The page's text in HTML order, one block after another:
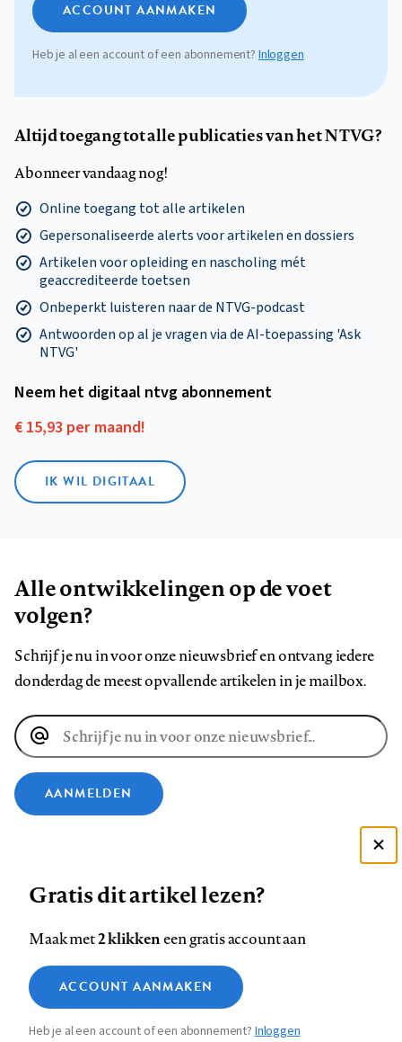
ACCOUNT AANMAKEN
Heb je al een account of een abonnement?Inloggen
Altijd toegang tot alle publicaties van het NTVG?
Abonneer vandaag nog!
Online toegang tot alle artikelen
Gepersonaliseerde alerts voor artikelen en dossiers
Artikelen voor opleiding en nascholing mét
geaccrediteerde toetsen
Onbeperkt luisteren naar de NTVG-podcast
Antwoorden op al je vragen via de AI-toepassing 'Ask
NTVG'
Neem het digitaal ntvg abonnement
€ 15,93 per maand!
IK WIL DIGITAAL
Alle ontwikkelingen op de voet
volgen?
Schrijf je nu in voor onze nieuwsbrief en ontvang iedere
donderdag de meest opvallende artikelen in je mailbox.
E-
mailadres
AANMELDEN
ons
op
Facebook
ons
op
LinkedIn
ons
op
Bluesky
ons
op
Instagram
ons
op
YouTube
ons
Footer
navigation
Contact Colofon Disclaimer Privacy
Medische vragen verdienen
betrouwbare antwoorden
Gratis dit artikel lezen?
Maak met2 klikkeneen gratis account aan
ACCOUNT AANMAKEN
Heb je al een account of een abonnement?Inloggen
Zie onze cookie policy
Analytische cookies
Marketing cookies